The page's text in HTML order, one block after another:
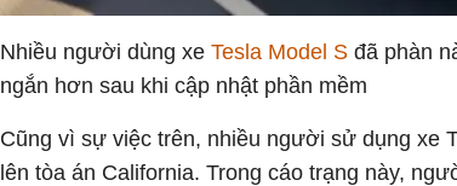
Nhiều người dùng xe Tesla Model S đã phàn
ngắn hơn sau khi cập nhật phần mềm
Cũng vì sự việc trên, nhiều người sử dụng xe
lên tòa án California. Trong cáo trạng này,